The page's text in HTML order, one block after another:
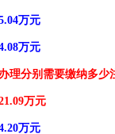
万元
万元
理分别需要缴纳多少
万元
万元